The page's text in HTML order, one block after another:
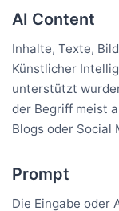
AI Content
Inhalte, Texte,
Künstlicher
unterstützt
der Begriff meist
Blogs oder Social
Prompt
Die Eingabe oder